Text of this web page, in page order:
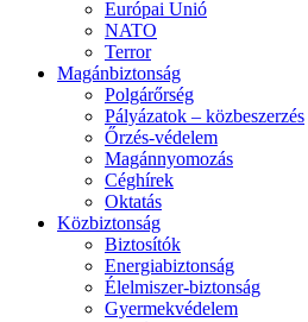
Európai Unió
NATO
Terror
Magánbiztonság
Polgárőrség
Pályázatok – közbeszerzés
Őrzés-védelem
Magánnyomozás
Céghírek
Oktatás
Közbiztonság
Biztosítók
Energiabiztonság
Élelmiszer-biztonság
Gyermekvédelem